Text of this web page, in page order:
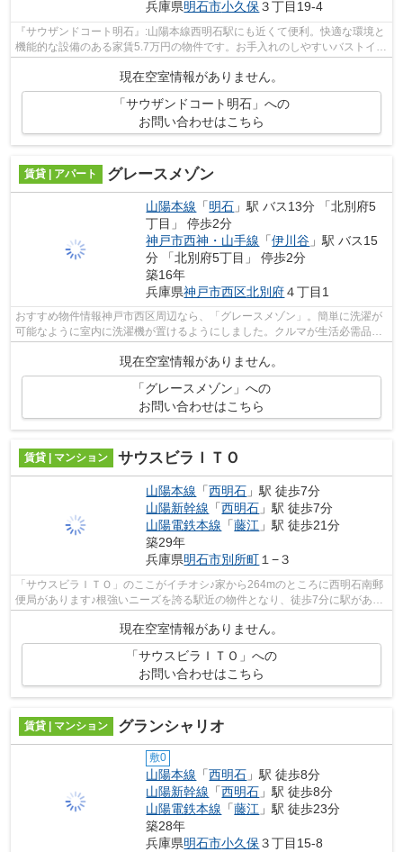
兵庫県明石市小久保３丁目19-4
『サウザンドコート明石』:山陽本線西明石駅にも近くて便利。快適な環境と
機能的な設備のある家賃5.7万円の物件です。お手入れのしやすいバストイレ
現在空室情報がありません。
「サウザンドコート明石」への
お問い合わせはこちら
賃貸 | アパート グレースメゾン
山陽本線 「明石 」駅 バス13分 「北別府5
丁目」 停歩2分
神戸市西神・山手線 「伊川谷 」駅 バス15
分 「北別府5丁目」 停歩2分
築16年
兵庫県神戸市西区北別府４丁目1
おすすめ物件情報神戸市西区周辺なら、「グレースメゾン」。簡単に洗濯が
可能なように室内に洗濯機が置けるようにしました。クルマが生活必需品の
方に嬉しい敷地内に駐車場ありの物件...
現在空室情報がありません。
「グレースメゾン」への
お問い合わせはこちら
賃貸 | マンション サウスビラＩＴＯ
山陽本線 「西明石 」駅 徒歩7分
山陽新幹線 「西明石 」駅 徒歩7分
山陽電鉄本線 「藤江 」駅 徒歩21分
築29年
兵庫県明石市別所町 １−３
「サウスビラＩＴＯ」のここがイチオシ♪家から264mのところに西明石南郵
便局があります♪根強いニーズを誇る駅近の物件となり、徒歩7分に駅があり
ます♪メンテナンスフリーになることが...
現在空室情報がありません。
「サウスビラＩＴＯ」への
お問い合わせはこちら
賃貸 | マンション グランシャリオ
敷0
山陽本線 「西明石 」駅 徒歩8分
山陽新幹線 「西明石 」駅 徒歩8分
山陽電鉄本線 「藤江 」駅 徒歩23分
築28年
兵庫県明石市小久保３丁目15-8